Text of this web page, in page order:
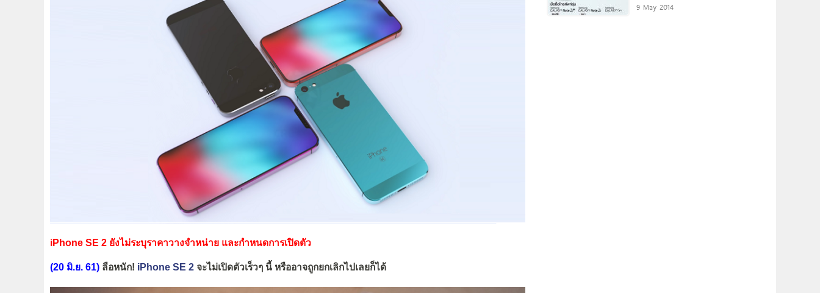
iPhone SE 2 ยังไม่ระบุราคาวางจำหน่าย และกำหนดการเปิดตัว
(20 มิ.ย. 61) ลือหนัก! iPhone SE 2 จะไม่เปิดตัวเร็วๆ นี้ หรืออาจถูกยกเลิกไปเลยก็ได้
9 May 2014